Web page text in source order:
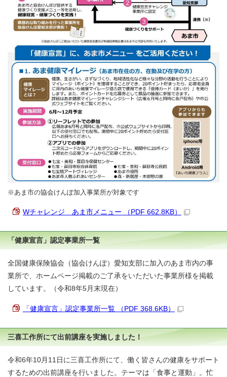
※あま市の協会けんぽ加入事業所が対象です
Wチャレンジ あま市メニュー （PDF 662.8KB）
「健康宣言」認定事業所一覧
全国健康保険協会（協会けんぽ）愛知支部に加入のあま市内の事
業所で、ホームページ掲載のご了承をいただいた事業所様を掲載
しています。（令和8年5月末現在）
「健康宣言」認定事業所一覧 （PDF 368.6KB）
三喜工作所にて出前講座を実施しました！
令和6年10月11日に三喜工作所にて、働く皆さんの健康をサポート
するための出前講座を行いました。テーマは「食事と運動」。忙